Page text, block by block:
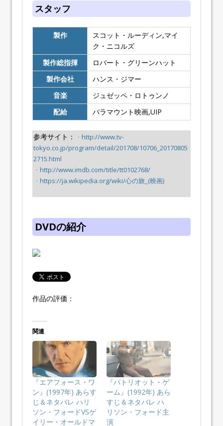
スタッフ
製作
スコット・ルーディン,マイ
ク・ニコルズ
製作総指揮
ロバート・グリーンハット
製作会社
ハンス・ジマー
音楽
ジュゼッペ・ロトゥンノ
配給
パラマウント映画,UIP
参考サイト： ・ http://www.tv-
tokyo.co.jp/program/detail/201708/10706_20170805
2715.html
・ http://www.imdb.com/title/tt0102768/
・ https://ja.wikipedia.org/wiki/心の旅_(映画)
DVDの紹介
作品の評価：
関連
『エアフォース・ワ
ン』(1997年) あらす
じ＆ネタバレ ハリ
ソン・フォードVSゲ
イリー・オールドマ
『パトリオット・ゲ
ーム』(1992年) あら
すじ＆ネタバレ ハ
リソン・フォード主
演